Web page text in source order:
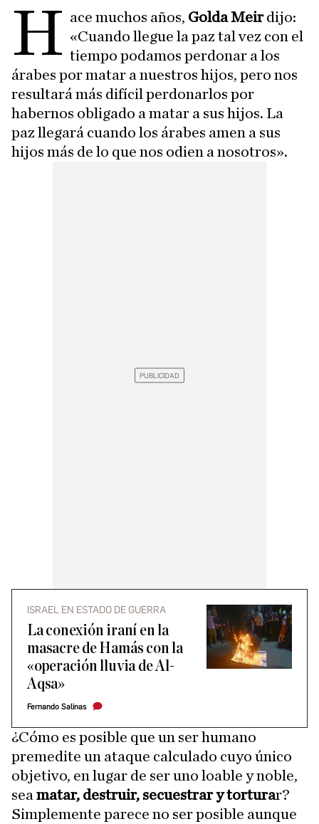
H ace muchos años, Golda Meirdijo:
«Cuando llegue la paz tal vez con el
tiempo podamos perdonar a los
árabes por matar a nuestros hijos, pero nos
resultará más difícil perdonarlos por
habernos obligado a matar a sus hijos. La
paz llegará cuando los árabes amen a sus
hijos más de lo que nos odien a nosotros».
ISRAEL EN ESTADO DE GUERRA
La conexión iraní en la
masacre de Hamás con la
«operación lluvia de Al-
Aqsa»
Fernando Salinas
¿Cómo es posible que un ser humano
premedite un ataque calculado cuyo único
objetivo, en lugar de ser uno loable y noble,
sea matar, destruir, secuestrar y torturar?
Simplemente parece no ser posible aunque